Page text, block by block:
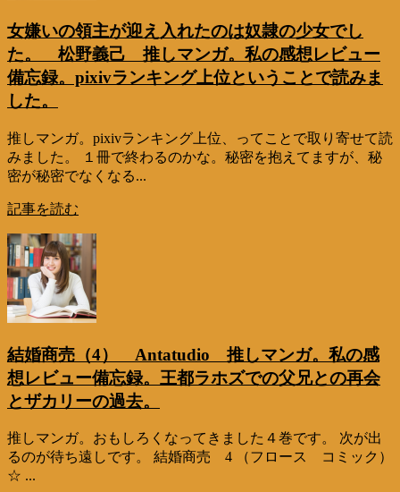
女嫌いの領主が迎え入れたのは奴隷の少女でし
た。 松野義己 推しマンガ。私の感想レビュー
備忘録。pixivランキング上位ということで読みま
した。
推しマンガ。pixivランキング上位、ってことで取り寄せて読
みました。 １冊で終わるのかな。秘密を抱えてますが、秘
密が秘密でなくなる...
記事を読む
結婚商売（4） Antatudio 推しマンガ。私の感
想レビュー備忘録。王都ラホズでの父兄との再会
とザカリーの過去。
推しマンガ。おもしろくなってきました４巻です。 次が出
るのが待ち遠しです。 結婚商売 4 （フロース コミック）
☆ ...